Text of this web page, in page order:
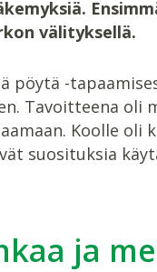
välityksellä.
pöytä -
Tavoitteena
Koolle
suosituksia
ja